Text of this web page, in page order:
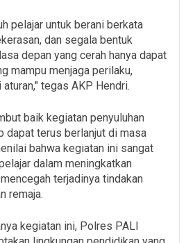
pelajar untuk berani berkata
dan segala bentuk
depan yang cerah hanya dapat
mampu menjaga perilaku,
tegas AKP Hendri.
baik kegiatan penyuluhan
dapat terus berlanjut di masa
bahwa kegiatan ini sangat
dalam meningkatkan
terjadinya tindakan
remaja.
kegiatan ini, Polres PALI